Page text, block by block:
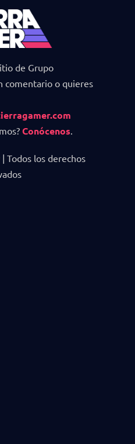
de Grupo
comentario o quieres
Conócenos.
Todos los derechos